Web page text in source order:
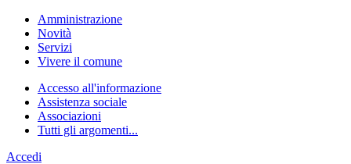
Amministrazione
Novità
Servizi
Vivere il comune
Accesso all'informazione
Assistenza sociale
Associazioni
Tutti gli argomenti...
Accedi